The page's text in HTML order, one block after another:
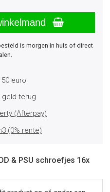
is morgen in huis of direct
euro
geld terug
(Afterpay)
(0% rente)
& PSU schroefjes 16x